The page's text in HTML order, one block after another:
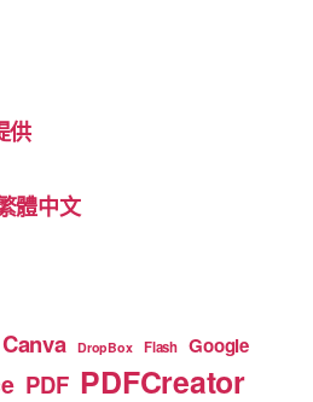
供
體中文
Canva DropBox Flash Google
PDF PDFCreator